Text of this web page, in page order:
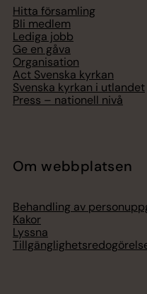
Hitta församling
Bli medlem
Lediga jobb
Ge en gåva
Organisation
Act Svenska kyrkan
Svenska kyrkan i utlandet
Press – nationell nivå
Om webbplatsen
Behandling av
Kakor
Lyssna